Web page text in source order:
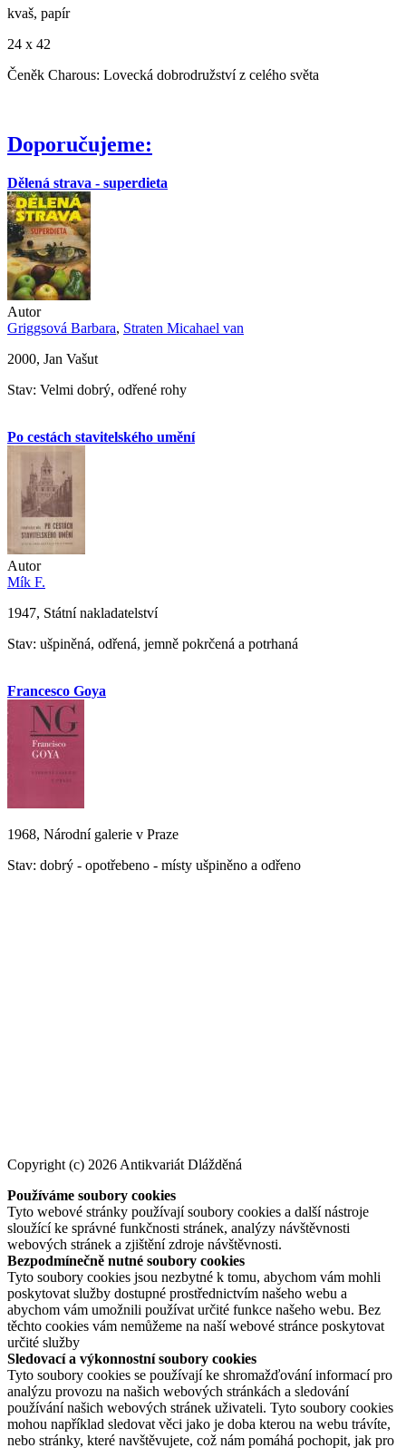
kvaš, papír
24 x 42
Čeněk Charous: Lovecká dobrodružství z celého světa
Doporučujeme:
Dělená strava - superdieta
Autor
Griggsová Barbara, Straten Micahael van
2000, Jan Vašut
Stav: Velmi dobrý, odřené rohy
Po cestách stavitelského umění
Autor
Mík F.
1947, Státní nakladatelství
Stav: ušpiněná, odřená, jemně pokrčená a potrhaná
Francesco Goya
1968, Národní galerie v Praze
Stav: dobrý - opotřebeno - místy ušpiněno a odřeno
Copyright (c) 2026 Antikvariát Dlážděná
Používáme soubory cookies
Tyto webové stránky používají soubory cookies a další nástroje
sloužící ke správné funkčnosti stránek, analýzy návštěvnosti
webových stránek a zjištění zdroje návštěvnosti.
Bezpodmínečně nutné soubory cookies
Tyto soubory cookies jsou nezbytné k tomu, abychom vám mohli
poskytovat služby dostupné prostřednictvím našeho webu a
abychom vám umožnili používat určité funkce našeho webu. Bez
těchto cookies vám nemůžeme na naší webové stránce poskytovat
určité služby
Sledovací a výkonnostní soubory cookies
Tyto soubory cookies se používají ke shromažďování informací pro
analýzu provozu na našich webových stránkách a sledování
používání našich webových stránek uživateli. Tyto soubory cookies
mohou například sledovat věci jako je doba kterou na webu trávíte,
nebo stránky, které navštěvujete, což nám pomáhá pochopit, jak pro